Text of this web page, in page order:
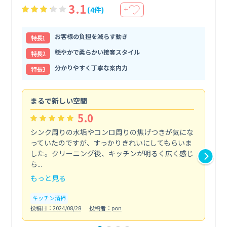
3.1 (4件) ＋
特⻑1
お客様の負担を減らす動き
特⻑2
穏やかで柔らかい接客スタイル
特⻑3
分かりやすく丁寧な案内力
まるで新しい空間
5.0
シンク周りの水垢やコンロ周りの焦げつきが気にな
っていたのですが、すっかりきれいにしてもらいま
した。クリーニング後、キッチンが明るく広く感じ
ら...
もっと見る
キッチン清掃
投稿日：2024/08/28
投稿者：pon